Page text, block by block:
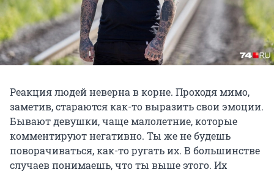
Реакция людей неверна в корне. Проходя мимо,
заметив, стараются как-то выразить свои эмоции.
Бывают девушки, чаще малолетние, которые
комментируют негативно. Ты же не будешь
поворачиваться, как-то ругать их. В большинстве
случаев понимаешь, что ты выше этого. Их